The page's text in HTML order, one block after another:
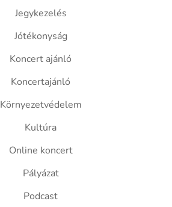
Jegykezelés
Jótékonyság
Koncert ajánló
Koncertajánló
Környezetvédelem
Kultúra
Online koncert
Pályázat
Podcast